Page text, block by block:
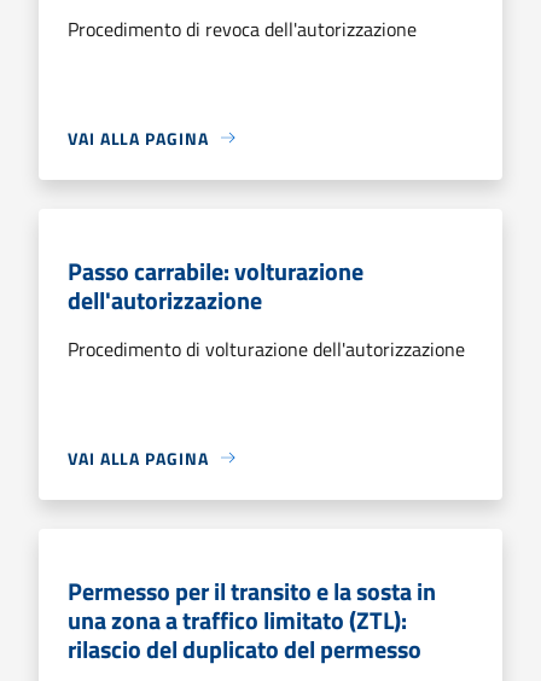
Procedimento di revoca dell'autorizzazione
VAI ALLA PAGINA
Passo carrabile: volturazione
dell'autorizzazione
Procedimento di volturazione dell'autorizzazione
VAI ALLA PAGINA
Permesso per il transito e la sosta in
una zona a traffico limitato (ZTL):
rilascio del duplicato del permesso